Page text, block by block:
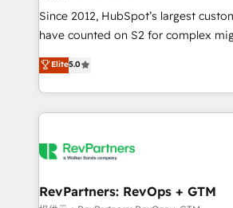
future.” Others agree it is proof of
measurable impact.
Since 2012, HubSpot’s largest
have counted on S2 for complex
management, systems integration,
solutions that deliver measurable
transform brand experiences As one of the few full-
service creative agencies in the
winning design to build scalable,
marketing campaigns, & RevOps
Elite5.0
RevPartners: RevOps + GTM